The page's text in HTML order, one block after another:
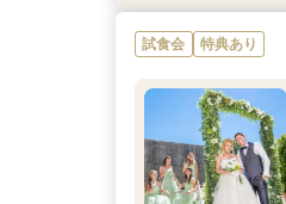
8/8( )
試食会 特典あり